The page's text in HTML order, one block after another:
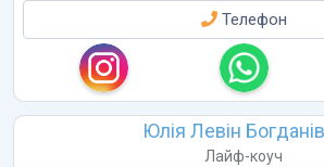
Телефон
Юлія Левін
Лайф-коуч